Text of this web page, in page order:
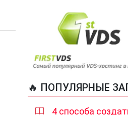
🔥 ПОПУЛЯРНЫЕ
4 способа